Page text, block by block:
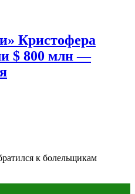
Кристофера
$ 800 млн —
к болельщикам